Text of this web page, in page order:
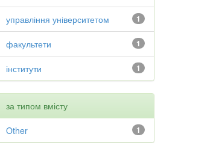
1
управління університетом
1
факультети
1
інститути
за типом вмісту
1
Other